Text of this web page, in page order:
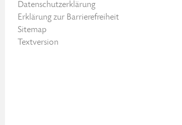
Datenschutzerklärung
Erklärung zur Barrierefreiheit
Sitemap
Textversion